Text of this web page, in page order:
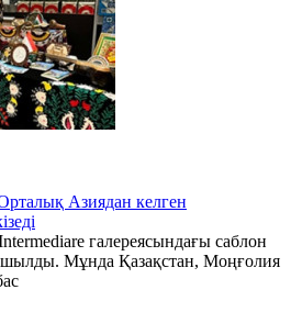
Азиядан келген
галереясындағы саблон
Мұнда Қазақстан, Моңғолия